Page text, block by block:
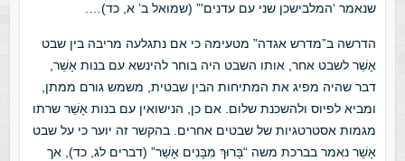
שנאמר ‘המלבישכן שני עם עדנים'” (שמואל ב’ א, כד)….
הדרשה ב”מדרש אגדה” מטעימה כי אם נתגלעה מריבה בין שבט
אָשֵׁר לשבט אחר, אותו השבט היה בוחר להינשא עם בנות אָשֵׁר,
דבר שהיה מפיג את המתיחות הבין שבטית, משמש גורם ממתן,
ומביא לפיוס ולהשכנת שלום. אם כן, הנישואין עם בנות אָשֵׁר שרתו
מגמות אסטרטגיות של שבטים אחרים. בהקשר זה יוער כי על שבט
אָשֵׁר נאמר בברכת משה “בָּרוּךְ מִבָּנִים אָשֵׁר” (דברים לג, כד), אך